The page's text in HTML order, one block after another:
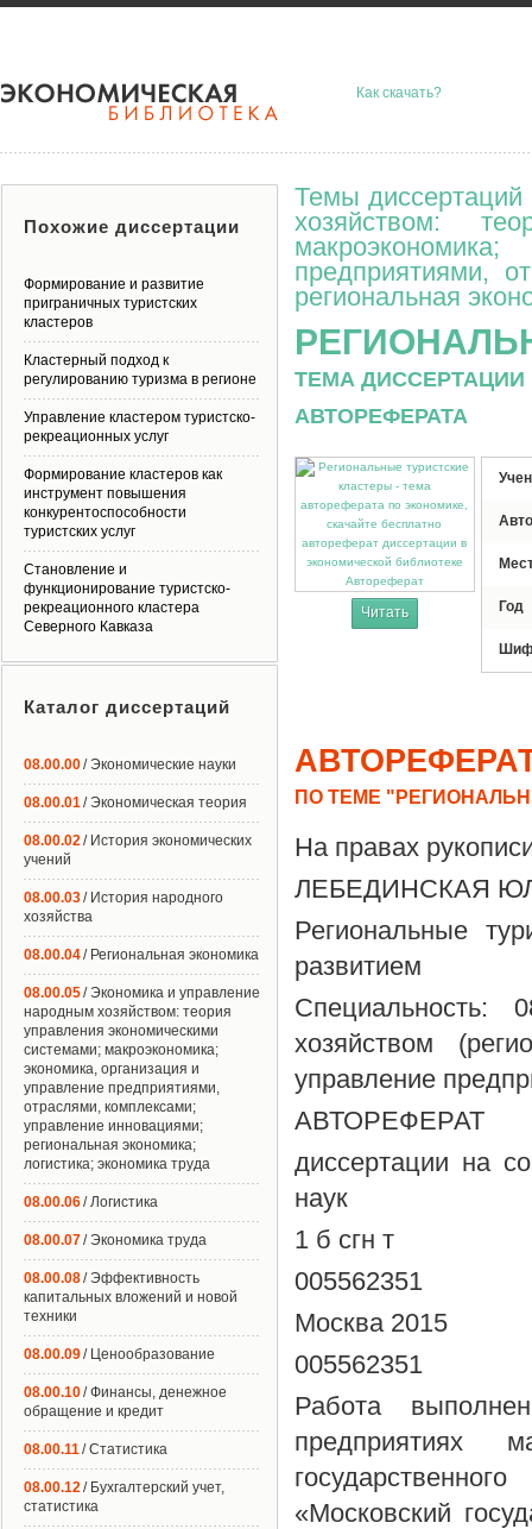
Как скачать?
Темы диссертаций
хозяйством:
предприятиями,
региональная
ТЕМА
АВТОРЕФЕРАТА
Автореферат
Читать Год
ПО ТЕМЕ
На правах
ЛЕБЕДИНСКАЯ
Региональные
развитием
Специальность:
хозяйством
управление
АВТОРЕФЕРАТ
диссертации на
наук
1 б сгн т
005562351
Москва 2015
005562351
Работа
предприятиях
«Московский
Похожие диссертации
Формирование и развитие
приграничных туристских
кластеров
Кластерный подход к
регулированию туризма в регионе
Управление кластером туристско-
рекреационных услуг
Формирование кластеров как
инструмент повышения
конкурентоспособности
туристских услуг
Становление и
функционирование туристско-
рекреационного кластера
Северного Кавказа
Каталог диссертаций
08.00.00/ Экономические науки
08.00.01/ Экономическая теория
08.00.02/ История экономических
учений
08.00.03/ История народного
хозяйства
08.00.04/ Региональная экономика
08.00.05/ Экономика и управление
народным хозяйством: теория
управления экономическими
системами; макроэкономика;
экономика, организация и
управление предприятиями,
отраслями, комплексами;
управление инновациями;
региональная экономика;
логистика; экономика труда
08.00.06/ Логистика
08.00.07/ Экономика труда
08.00.08/ Эффективность
капитальных вложений и новой
техники
08.00.09/ Ценообразование
08.00.10/ Финансы, денежное
обращение и кредит
08.00.11/ Статистика
08.00.12/ Бухгалтерский учет,
статистика